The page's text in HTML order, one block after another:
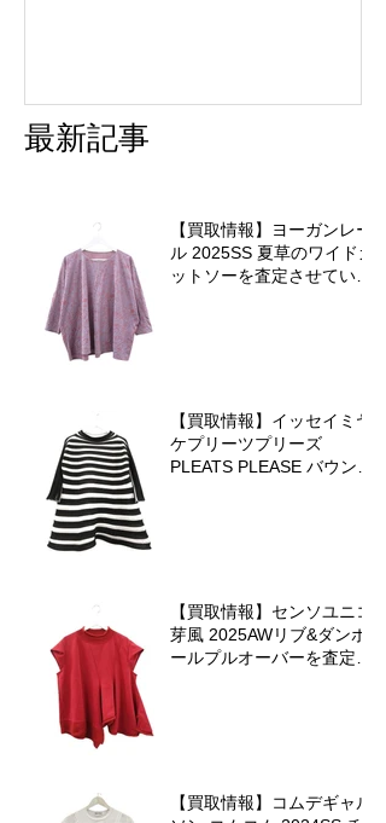
最新記事
【買取情報】ヨーガンレー
ル 2025SS 夏草のワイドカ
ットソーを査定させていた
【買取情報】イッセイミヤ
ケプリーツプリーズ
PLEATS PLEASE バウンス
【買取情報】センソユニコ
芽風 2025AWリブ&ダンボ
ールプルオーバーを査定さ
【買取情報】コムデギャル